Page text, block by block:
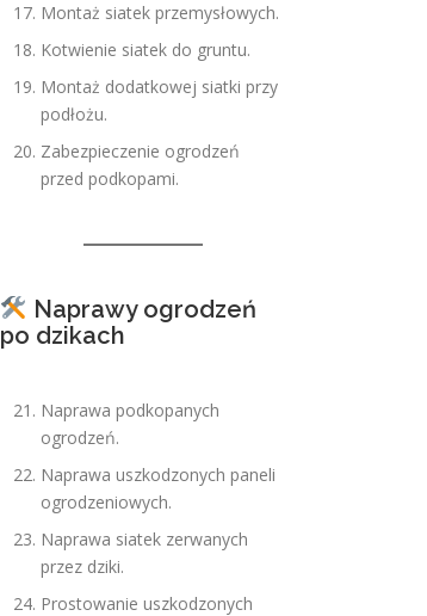
Montaż siatek przemysłowych.
Kotwienie siatek do gruntu.
Montaż dodatkowej siatki przy
podłożu.
Zabezpieczenie ogrodzeń
przed podkopami.
Naprawy ogrodzeń
po dzikach
Naprawa podkopanych
ogrodzeń.
Naprawa uszkodzonych paneli
ogrodzeniowych.
Naprawa siatek zerwanych
przez dziki.
Prostowanie uszkodzonych